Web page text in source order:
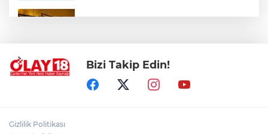
ÖZGÜR ÖZEL VE VELİ AĞBABA
HAKKINDA KRİTİK GELİŞME
Bizi Takip Edin!
Gizlilik Politikası